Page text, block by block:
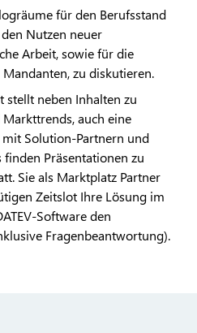
für den Berufsstand
Nutzen neuer
Arbeit, sowie für die
zu diskutieren.
stellt neben Inhalten zu
auch eine
Solution-Partnern und
finden Präsentationen zu
Sie als Marktplatz Partner
Zeitslot Ihre Lösung im
Software den
Fragenbeantwortung).